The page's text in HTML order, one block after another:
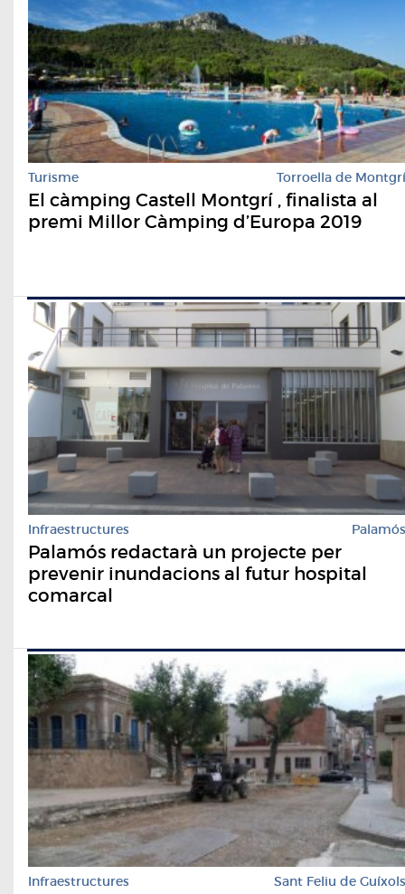
Turisme Torroella de Montgrí
El càmping Castell Montgrí , finalista al
premi Millor Càmping d’Europa 2019
Infraestructures Palamós
Palamós redactarà un projecte per
prevenir inundacions al futur hospital
comarcal
Infraestructures Sant Feliu de Guíxols